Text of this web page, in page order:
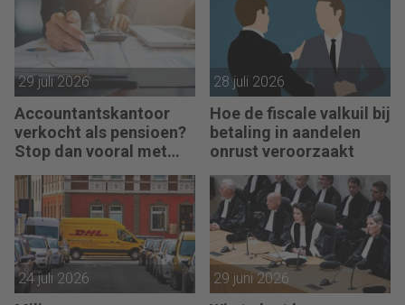
29 juli 2026
Accountantskantoor
verkocht als pensioen?
Stop dan vooral met
28 juli 2026
Hoe de fiscale valkuil bij
betaling in aandelen
onrust veroorzaakt
24 juli 2026 29 juni 2026